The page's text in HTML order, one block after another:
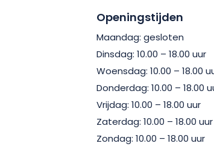
Openingstijden
Maandag: gesloten
Dinsdag: 10.00 – 18.00 uur
Woensdag: 10.00 – 18.00
Donderdag: 10.00 – 18.00
Vrijdag: 10.00 – 18.00 uur
Zaterdag: 10.00 – 18.00 uur
Zondag: 10.00 – 18.00 uur